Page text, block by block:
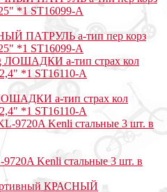
ПАТРУЛЬ a-тип пер корз
*1 ST16099-A
a-тип страх кол
*1 ST16110-A
Kenli стальные 3 шт. в